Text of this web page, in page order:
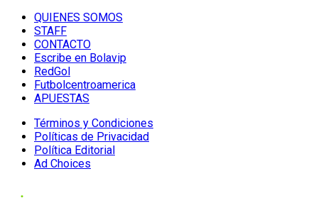
QUIENES SOMOS
STAFF
CONTACTO
Escribe en Bolavip
RedGol
Futbolcentroamerica
APUESTAS
Términos y Condiciones
Políticas de Privacidad
Política Editorial
Ad Choices